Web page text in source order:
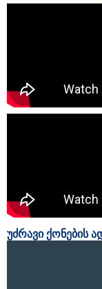
უძრავი ქონების